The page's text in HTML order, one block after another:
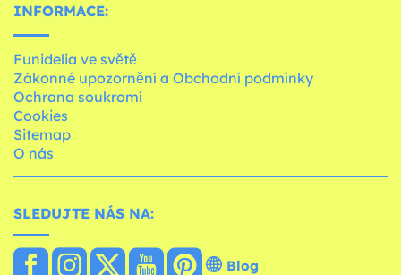
INFORMACE:
Funidelia ve světě
Zákonné upozornění a Obchodní podmínky
Ochrana soukromí
Cookies
Sitemap
O nás
SLEDUJTE NÁS NA:
Blog